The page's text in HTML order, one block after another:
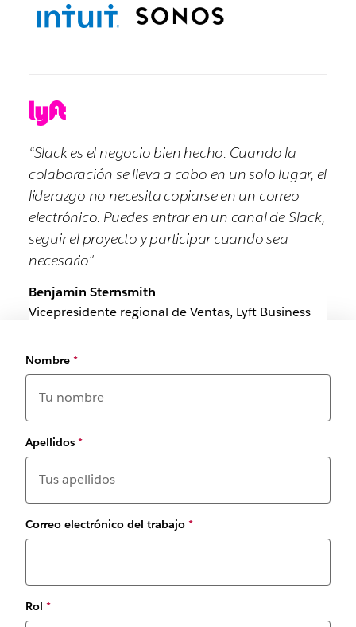
“Slack es el negocio bien hecho. Cuando la
colaboración se lleva a cabo en un solo lugar, el
liderazgo no necesita copiarse en un correo
electrónico. Puedes entrar en un canal de Slack,
seguir el proyecto y participar cuando sea
necesario".
Benjamin Sternsmith
Vicepresidente regional de Ventas, Lyft Business
Nombre *
Apellidos *
Correo electrónico del trabajo *
Rol *